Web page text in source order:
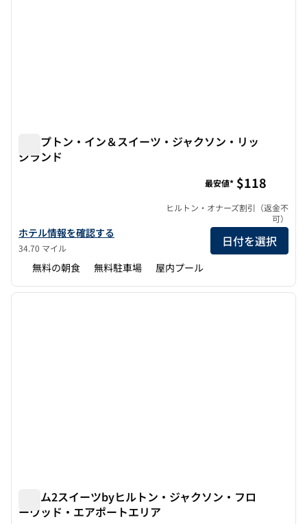
ハンプトン・イン＆スイーツ・ジャクソン・リッ
ジランド
ハンプトン・イン＆スイーツ・ジャクソン・リッジランドの詳細
ホテル情報を確認する
34.70 マイル
最安値* $118
ヒルトン・オナーズ割引（返金不
可）
日付を選択
無料の朝食 無料駐車場 屋内プール
1/12
1/12
次の
ホーム2スイーツbyヒルトン・ジャクソン・フロ
ーウッド・エアポートエリア